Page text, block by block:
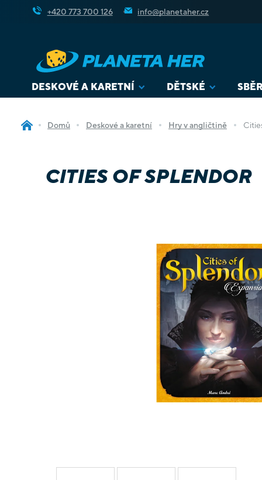
+420 773 700 126 info@planetaher.cz
DESKOVÉ A KARETNÍ DĚTSKÉ
Domů Deskové a karetní Hry v angličtině
CITIES OF SPLENDOR